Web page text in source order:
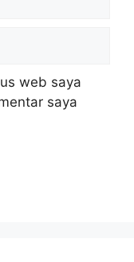
web saya
saya